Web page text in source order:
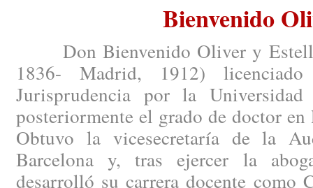
Bienvenido
Don Bienvenido Oliver y
1836- Madrid, 1912)
Jurisprudencia por la
posteriormente el grado de doctor
Obtuvo la vicesecretaría de la
Barcelona y, tras ejercer la
desarrolló su carrera docente como